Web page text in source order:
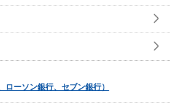
ローソン銀行、セブン銀行）